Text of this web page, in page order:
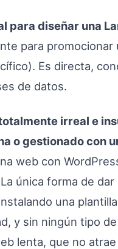
para diseñar una
para
Es directa,
de datos.
irreal e
o gestionado con
web con
única forma de dar
una
y sin ningún tipo
lenta, que no